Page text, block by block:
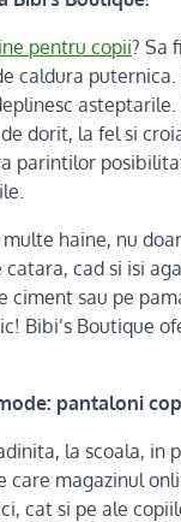
pentru copii? Sa
caldura
dorit, la fel si
parintilor
haine, nu
cad si isi
ciment sau pe
Bibi’s Boutique
pantaloni
la scoala, in
magazinul
cat si pe ale